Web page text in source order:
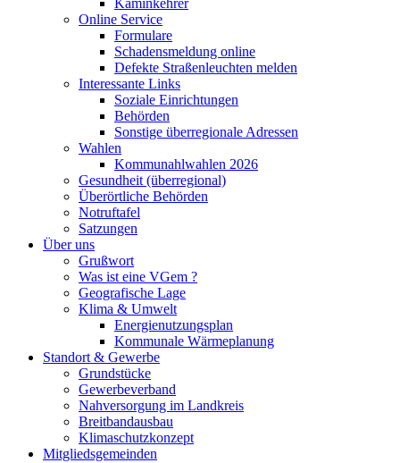
Kaminkehrer
Online Service
Formulare
Schadensmeldung online
Defekte Straßenleuchten melden
Interessante Links
Soziale Einrichtungen
Behörden
Sonstige überregionale Adressen
Wahlen
Kommunahlwahlen 2026
Gesundheit (überregional)
Überörtliche Behörden
Notruftafel
Satzungen
Über uns
Grußwort
Was ist eine VGem ?
Geografische Lage
Klima & Umwelt
Energienutzungsplan
Kommunale Wärmeplanung
Standort & Gewerbe
Grundstücke
Gewerbeverband
Nahversorgung im Landkreis
Breitbandausbau
Klimaschutzkonzept
Mitgliedsgemeinden